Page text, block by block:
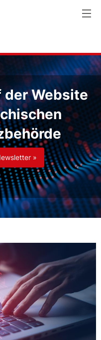
der Website
»